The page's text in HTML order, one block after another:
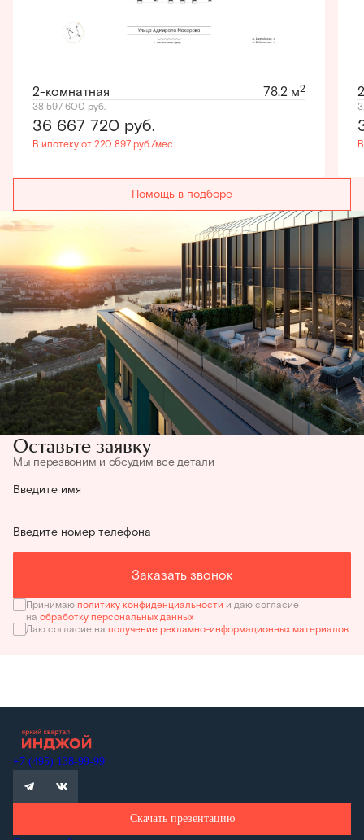
2-комнатная 78.2 м2
38 597 600руб.
36 667 720 руб.
В ипотеку от 220 897 руб./мес.
Помощь в подборе
Оставьте заявку
Мы перезвоним и обсудим все детали
Введите имя
Введите номер телефона
Заказать звонок
Принимаю политику конфиденциальности и даю согласие
на обработку персональных данных
Даю согласие на получение рекламно-информационных материалов
+7 (495) 138-99-99
Скачать презентацию